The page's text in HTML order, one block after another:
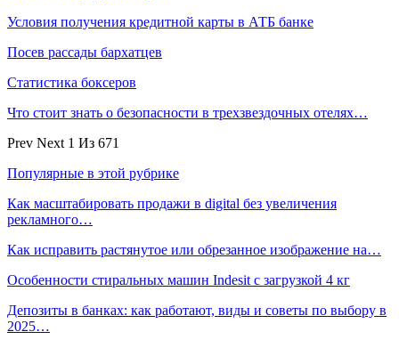
Условия получения кредитной карты в АТБ банке
Посев рассады бархатцев
Статистика боксеров
Что стоит знать о безопасности в трехзвездочных отелях…
Prev Next 1 Из 671
Популярные в этой рубрике
Как масштабировать продажи в digital без увеличения
рекламного…
Как исправить растянутое или обрезанное изображение на…
Особенности стиральных машин Indesit с загрузкой 4 кг
Депозиты в банках: как работают, виды и советы по выбору в
2025…